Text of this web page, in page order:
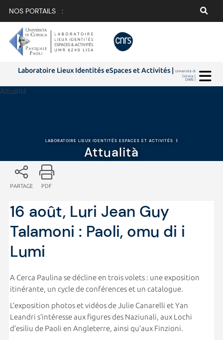
NOS PORTAILS :
Laboratoire Lieux Identités eSpaces et Activités |Università di
Corsica |
CNRS |
Attualità
LABORATOIRE LIEUX IDENTITÉS ESPACES ET ACTIVITÉS |
Attualità
PARTAGE PDF
16 août, Luri Jean Guy
Talamoni : Paoli, omu di i
Lumi
A Cerca Paulina se décline en trois volets : une exposition
itinérante, un cycle de conférences et un catalogue.
L’exposition photos et vidéos de Julie Canarelli et Yan
Leandri s’intéresse aux figures des Naziunali, aux Lochi
d’esiliu de Paoli en Angleterre, ainsi qu’aux Finzioni.